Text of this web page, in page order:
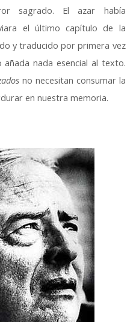
sagrado. El azar había
el último capítulo de la
y traducido por primera vez
nada esencial al texto.
no necesitan consumar la
en nuestra memoria.